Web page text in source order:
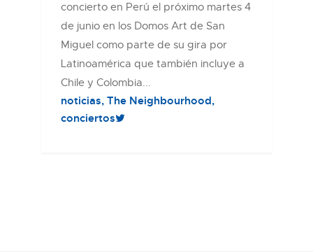
concierto en Perú el próximo martes 4
de junio en los Domos Art de San
Miguel como parte de su gira por
Latinoamérica que también incluye a
Chile y Colombia...
noticias The Neighbourhood
conciertos